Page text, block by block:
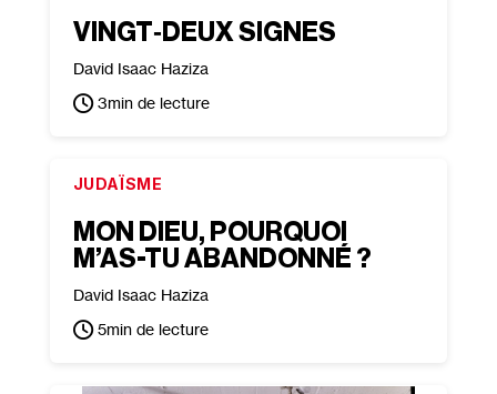
VINGT‐​DEUX SIGNES
David Isaac Haziza
3min de lecture
JUDAÏSME
MON DIEU, POURQUOI
M’AS-TU ABANDONNÉ ?
David Isaac Haziza
5min de lecture